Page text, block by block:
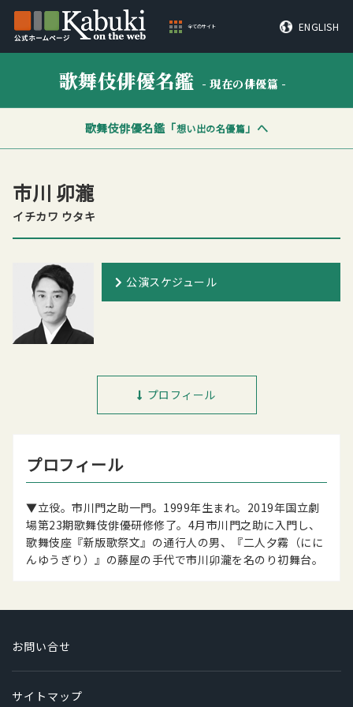
全てのサイト ENGLISH
歌舞伎俳優名鑑 - 現在の俳優篇 -
歌舞伎俳優名鑑「想い出の名優篇」へ
市川 卯瀧
イチカワ ウタキ
公演スケジュール
プロフィール
プロフィール
▼立役。市川門之助一門。1999年生まれ。2019年国立劇
場第23期歌舞伎俳優研修修了。4月市川門之助に入門し、
歌舞伎座『新版歌祭文』の通行人の男、『二人夕霧（にに
んゆうぎり）』の藤屋の手代で市川卯瀧を名のり初舞台。
お問い合せ
サイトマップ